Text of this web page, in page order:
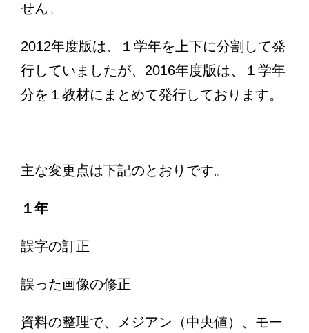
せん。
2012年度版は、１学年を上下に分割して発
行していましたが、2016年度版は、１学年
分を１教材にまとめて発行しております。
主な変更点は下記のとおりです。
１年
誤字の訂正
誤った画像の修正
資料の整理で、メジアン（中央値）、モー